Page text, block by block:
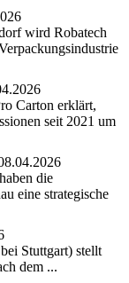
wird Robatech
Carton erklärt,
seit 2021 um
die
eine strategische
Stuttgart) stellt
dem ...